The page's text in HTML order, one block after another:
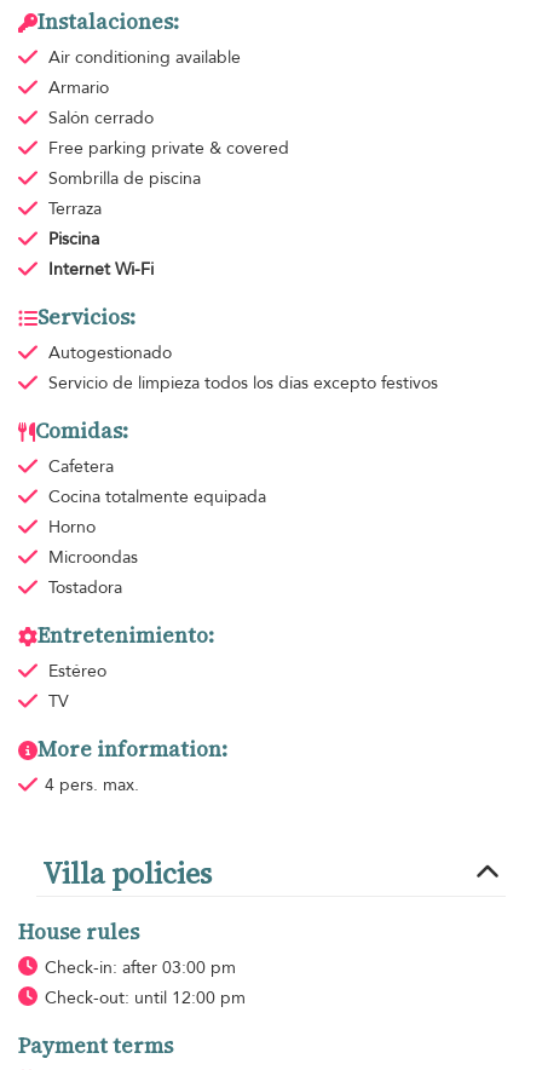
Instalaciones:
Air conditioning available
Armario
Salón cerrado
Free parking private & covered
Sombrilla de piscina
Terraza
Piscina
Internet Wi-Fi
Servicios:
Autogestionado
Servicio de limpieza todos los días excepto festivos
Comidas:
Cafetera
Cocina totalmente equipada
Horno
Microondas
Tostadora
Entretenimiento:
Estéreo
TV
More information:
4 pers. max.
Villa policies
House rules
Check-in: after 03:00 pm
Check-out: until 12:00 pm
Payment terms